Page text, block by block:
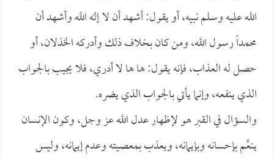
الله عليه وسلم نبيه، أو يقول: أشهد أن لا إله الله وأشهد أن
محمداً رسول الله، ومن كان بخلاف ذلك وأدركه الخذلان، أو
حصل له العذاب، فإنه يقول: ها ها لا أدري، فلا يجيب بالجواب
الذي ينفعه، وإنما يأتي بالجواب الذي يضره.
والسؤال في القبر هو لإظهار عدل الله عز وجل، وكون الإنسان
ينعَّم بإحسانه وبإيمانه، ويعذب بمعصيته وعدم إيمانه، وليس